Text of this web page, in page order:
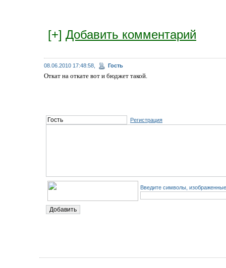
[+] Добавить комментарий
08.06.2010 17:48:58, Гость
Откат на откате вот и бюджет такой.
Регистрация
Введите символы,